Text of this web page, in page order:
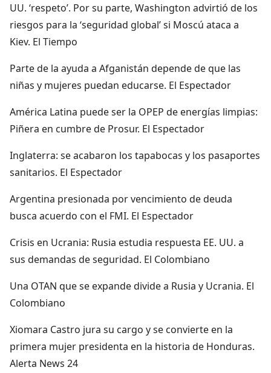
UU. ‘respeto’. Por su parte, Washington advirtió de los
riesgos para la ‘seguridad global’ si Moscú ataca a
Kiev. El Tiempo
Parte de la ayuda a Afganistán depende de que las
niñas y mujeres puedan educarse. El Espectador
América Latina puede ser la OPEP de energías limpias:
Piñera en cumbre de Prosur. El Espectador
Inglaterra: se acabaron los tapabocas y los pasaportes
sanitarios. El Espectador
Argentina presionada por vencimiento de deuda
busca acuerdo con el FMI. El Espectador
Crisis en Ucrania: Rusia estudia respuesta EE. UU. a
sus demandas de seguridad. El Colombiano
Una OTAN que se expande divide a Rusia y Ucrania. El
Colombiano
Xiomara Castro jura su cargo y se convierte en la
primera mujer presidenta en la historia de Honduras.
Alerta News 24